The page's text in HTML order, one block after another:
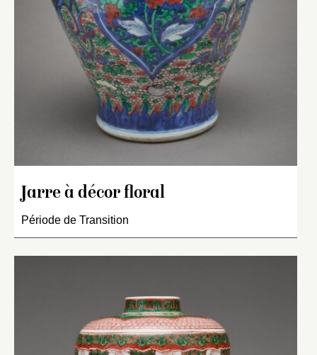
Jarre à décor floral
Période de Transition